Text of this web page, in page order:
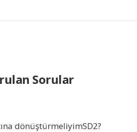
Sorular
dönüştürmeliyimSD2?